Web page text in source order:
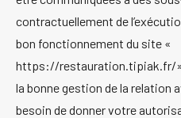
contractuellement de
bon fonctionnement du site «
https://restauration.tipiak.fr/»
la bonne gestion de la relation
besoin de donner votre